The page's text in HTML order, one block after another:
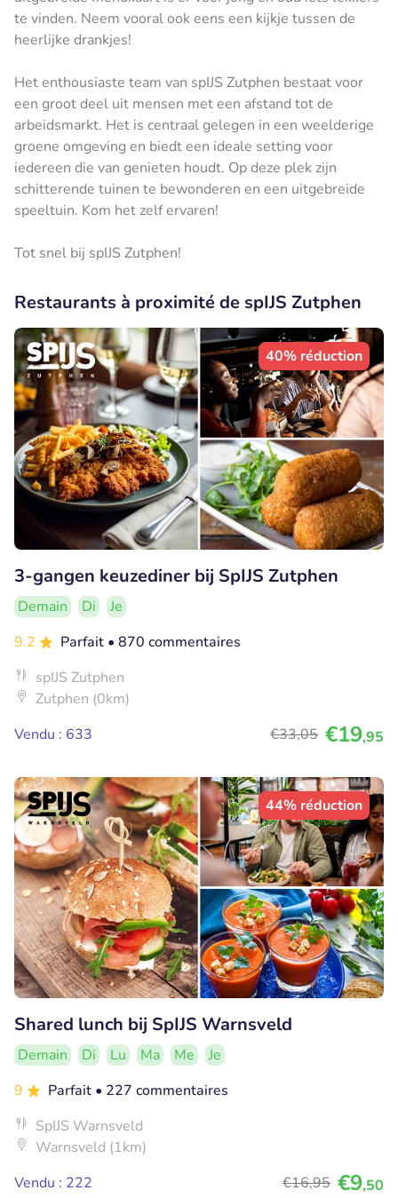
te vinden. Neem vooral ook eens een kijkje tussen de
heerlijke drankjes!
Het enthousiaste team van spIJS Zutphen bestaat voor
een groot deel uit mensen met een afstand tot de
arbeidsmarkt. Het is centraal gelegen in een weelderige
groene omgeving en biedt een ideale setting voor
iedereen die van genieten houdt. Op deze plek zijn
schitterende tuinen te bewonderen en een uitgebreide
speeltuin. Kom het zelf ervaren!
Tot snel bij spIJS Zutphen!
Restaurants à proximité de spIJS Zutphen
40% réduction
3-gangen keuzediner bij SpIJS Zutphen
Demain Di
Je
9.2
Parfait • 870 commentaires
spIJS Zutphen
Zutphen (0km)
Vendu : 633
€33,05 €19,95
44% réduction
Shared lunch bij SpIJS Warnsveld
Demain Di Lu Ma Me
Je
9
Parfait • 227 commentaires
SpIJS Warnsveld
Warnsveld (1km)
Vendu : 222
€16,95 €9,50